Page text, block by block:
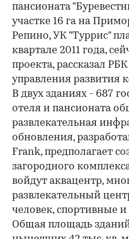
пансионата
участке 16 га на
Репино, УК "Туррис"
квартале 2011 года,
проекта, рассказал
управления развития
В двух зданиях - 687
отеля и пансионата
развлекательная
обновления,
Frank, предполагает
загородного
войдут аквацентр,
развлекательный
человек, спортивные
Общая площадь